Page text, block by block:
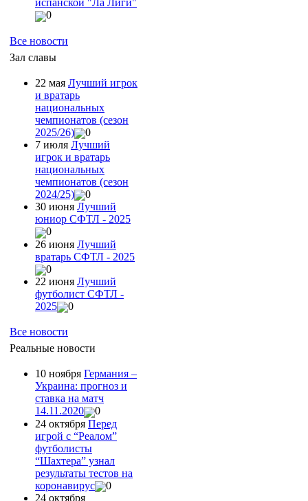
испанской "Ла Лиги"
0
Все новости
Зал славы
22 мая Лучший игрок
и вратарь
национальных
чемпионатов (сезон
2025/26)
0
7 июля Лучший
игрок и вратарь
национальных
чемпионатов (сезон
2024/25)
0
30 июня Лучший
юниор СФТЛ - 2025
0
26 июня Лучший
вратарь СФТЛ - 2025
0
22 июня Лучший
футболист СФТЛ -
2025
0
Все новости
Реальные новости
10 ноября Германия –
Украина: прогноз и
ставка на матч
14.11.2020
0
24 октября Перед
игрой с “Реалом”
футболисты
“Шахтера” узнал
результаты тестов на
коронавирус
0
24 октября